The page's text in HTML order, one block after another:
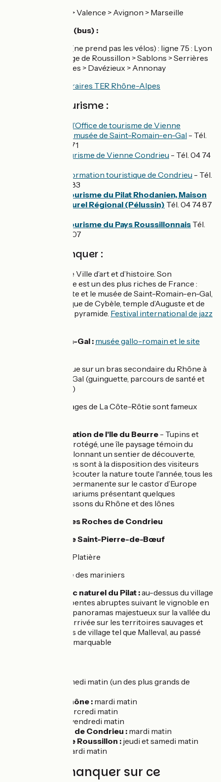
TER ligne 5 : Lyon> Valence > Avignon > Marseille
Gare de Sablons (bus) :
Ligne de car TER (ne prend pas les vélos) : ligne 75 : Lyon
> Vienne > Le Péage de Roussillon > Sablons > Serrières
> Félines > Peaugres > Davézieux > Annonay
Consulter les horraires TER Rhône-Alpes
Offices de tourisme :
Antenne de l’Office de tourisme de Vienne
Condrieu au musée de Saint-Romain-en-Gal - Tél.
04 74 57 33 71
Office de tourisme de Vienne Condrieu - Tél. 04 74
Bureau d’information touristique de Condrieu - Tél.
04 74 56 62 83
Office de tourisme du Pilat Rhodanien, Maison
du Parc Naturel Régional (Pélussin) Tél. 04 74 87
Office de tourisme du Pays Roussillonnais Tél.
04 74 86 72 07
A ne pas manquer :
labellisée Ville d’art et d’histoire. Son
patrimoine antique est un des plus riches de France :
théâtre antique, site et le musée de Saint-Romain-en-Gal,
jardin archéologique de Cybèle, temple d’Auguste et de
Livie, ou encore la pyramide. Festival international de jazz
Saint-Romain-en-Gal : musée gallo-romain et le site
se situe sur un bras secondaire du Rhône à
Saint Romain-en-Gal (guinguette, parcours de santé et
location de cycles)
Les cépages de La Côte-Rôtie sont fameux
Centre d'observation de l'Ile du Beurre - Tupins et
Semons : un site protégé, une île paysage témoin du
Rhône sauvage. Jalonnant un sentier de découverte,
deux observatoires sont à la disposition des visiteurs
pour observer et écouter la nature toute l'année, tous les
jours. Exposition permanente sur le castor d’Europe
(grand public), aquariums présentant quelques
spécimens de poissons du Rhône et des lônes
Base de loisirs des Roches de Condrieu
Base de loisirs de Saint-Pierre-de-Bœuf
île de la Platière
Musée des mariniers
Excursion au Parc naturel du Pilat :au-dessus du village
de Condrieu, des pentes abruptes suivant le vignoble en
terrasse mais des panoramas majestueux sur la vallée du
Rhône, pour une arrivée sur les territoires sauvages et
naturels, ponctués de village tel que Malleval, au passé
médiéval et site remarquable
samedi matin (un des plus grands de
Loire sur Rhône : mardi matin
mercredi matin
vendredi matin
Les Roches de Condrieu : mardi matin
Le Péage de Roussillon : jeudi et samedi matin
mardi matin
À ne pas manquer sur ce